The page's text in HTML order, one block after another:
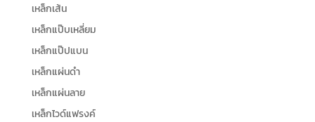
เหล็กเส้น
เหล็กแป๊บเหลี่ยม
เหล็กแป๊ปแบน
เหล็กแผ่นดำ
เหล็กแผ่นลาย
เหล็กไวด์แฟรงค์